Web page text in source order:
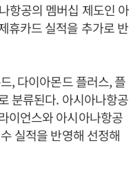
항공의 멤버십 제도인 아
휴카드 실적을 추가로 반
, 다이아몬드 플러스, 플
분류된다. 아시아나항공
이언스와 아시아나항공
실적을 반영해 선정해